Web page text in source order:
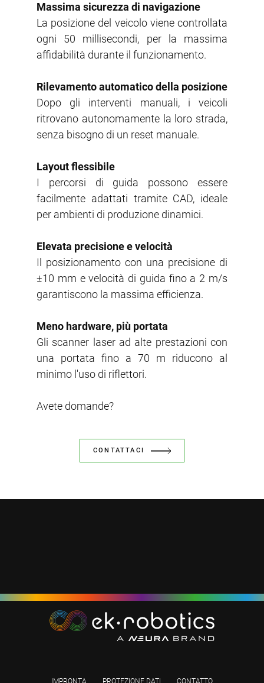
Massima sicurezza di navigazione
La posizione del veicolo viene controllata
ogni 50 millisecondi, per la massima
affidabilità durante il funzionamento.
Rilevamento automatico della posizione
Dopo gli interventi manuali, i veicoli
ritrovano autonomamente la loro strada,
senza bisogno di un reset manuale.
Layout flessibile
I percorsi di guida possono essere
facilmente adattati tramite CAD, ideale
per ambienti di produzione dinamici.
Elevata precisione e velocità
Il posizionamento con una precisione di
±10 mm e velocità di guida fino a 2 m/s
garantiscono la massima efficienza.
Meno hardware, più portata
Gli scanner laser ad alte prestazioni con
una portata fino a 70 m riducono al
minimo l'uso di riflettori.
Avete domande?
CONTATTACI
IMPRONTA PROTEZIONE DATI CONTATTO